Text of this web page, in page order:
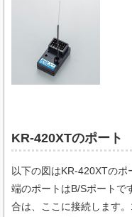
KR-420XTのポート
以下の図はKR-420XTの
端のポートはB/Sポートで
合は、ここに接続します